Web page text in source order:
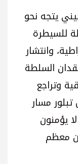
يتجه نحو
للسيطرة
وانتشار
السلطة
وتراجع
مسار
يؤمنون
معظم